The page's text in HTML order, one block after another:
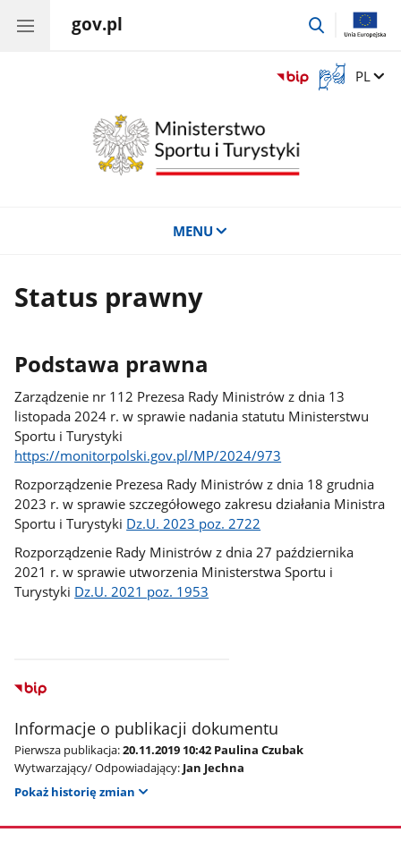
gov.pl
przejdź
Otwórz
okno
Zmień
PL
MENU
Status prawny
Podstawa prawna
Zarządzenie nr 112 Prezesa Rady Ministrów z dnia 13
listopada 2024 r. w sprawie nadania statutu Ministerstwu
Sportu i Turystyki
https://monitorpolski.gov.pl/MP/2024/973
Rozporządzenie Prezesa Rady Ministrów z dnia 18 grudnia
2023 r. w sprawie szczegółowego zakresu działania Ministra
Sportu i Turystyki Dz.U. 2023 poz. 2722
Rozporządzenie Rady Ministrów z dnia 27 października
2021 r. w sprawie utworzenia Ministerstwa Sportu i
Turystyki Dz.U. 2021 poz. 1953
Informacje o publikacji dokumentu
Pierwsza publikacja:20.11.2019 10:42 Paulina Czubak
Wytwarzający/ Odpowiadający: Jan Jechna
Pokaż historię zmian